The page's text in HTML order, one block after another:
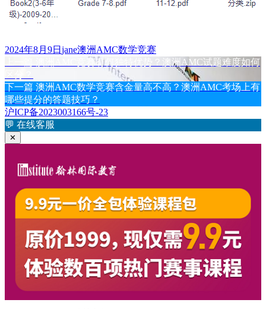
发
2024年8月9日 作
jane标
澳洲AMC数学竞赛
文
章
导
航
文
章：
澳洲AMC竞赛有何独特优势？澳洲AMC试题难度如何
下一篇 下
篇
文
章：
澳洲AMC数学竞赛含金量高不高？澳洲AMC考场上有
哪些提分的答题技巧？
沪ICP备2023003166号-23
💬 在线客服
✕